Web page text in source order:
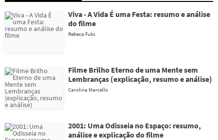
Viva - A Vida É uma Festa: resumo e análise
do filme
Rebeca Fuks
Filme Brilho Eterno de uma Mente sem
Lembranças (explicação, resumo e análise)
Carolina Marcello
2001: Uma Odisseia no Espaço: resumo,
análise e explicação do filme